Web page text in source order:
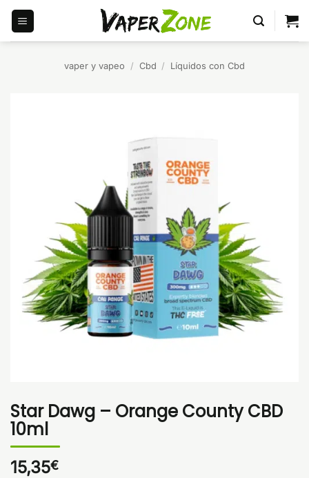
Saltar
contenido
vaper y vapeo / Cbd / Líquidos con Cbd
Star Dawg – Orange County CBD
10ml
15,35€